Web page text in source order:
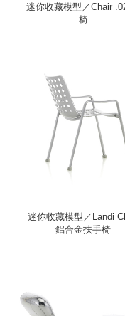
迷你收藏模型／Chair
椅
迷你收藏模型／Landi
鋁合金扶手椅